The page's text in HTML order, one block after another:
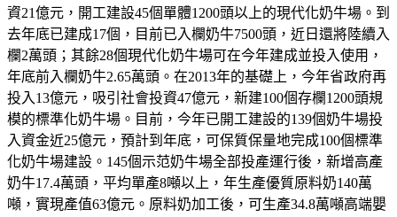
資21億元，開工建設45個單體1200頭以上的現代化奶牛場。到
去年底已建成17個，目前已入欄奶牛7500頭，近日還將陸續入
欄2萬頭；其餘28個現代化奶牛場可在今年建成並投入使用，
年底前入欄奶牛2.65萬頭。在2013年的基礎上，今年省政府再
投入13億元，吸引社會投資47億元，新建100個存欄1200頭規
模的標準化奶牛場。目前，今年已開工建設的139個奶牛場投
入資金近25億元，預計到年底，可保質保量地完成100個標準
化奶牛場建設。145個示范奶牛場全部投產運行後，新增高產
奶牛17.4萬頭，平均單產8噸以上，年生產優質原料奶140萬
噸，實現產值63億元。原料奶加工後，可生產34.8萬噸高端嬰